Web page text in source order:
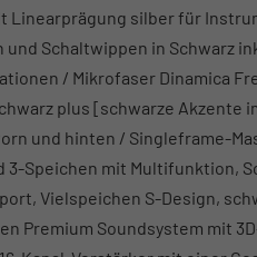
Linearprägung silber für
Schaltwippen in Schwarz
/ Mikrofaser Dinamica
plus [schwarze Akzente
und hinten / Singleframe-
3-Speichen mit Multifunktion,
Vielspeichen S-Design,
Premium Soundsystem mit